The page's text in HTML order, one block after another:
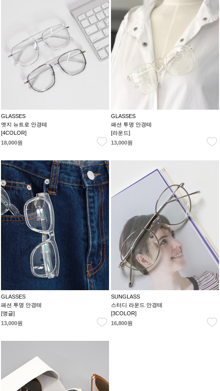
GLASSES
엣지 뉴트로 안경테
[4COLOR]
18,000원
GLASSES
패션 투명 안경테
[라운드]
13,000원
GLASSES
패션 투명 안경테
[앵글]
13,000원
SUNGLASS
스터디 라운드 안경테
[3COLOR]
16,800원